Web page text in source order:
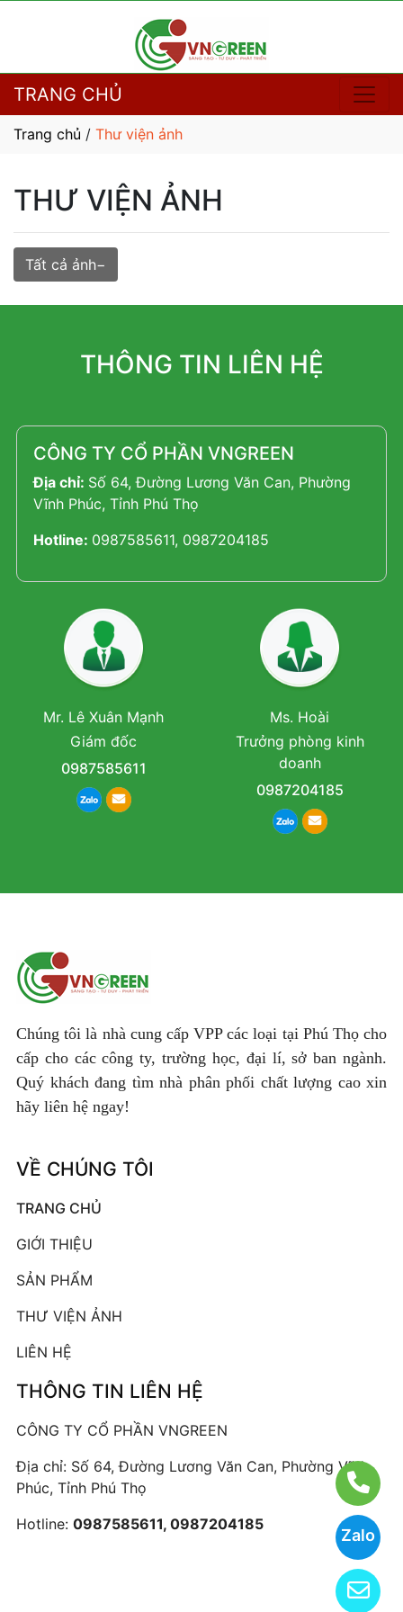
Zalo
TRANG CHỦ
Trang chủ / Thư viện ảnh
THƯ VIỆN ẢNH
Tất cả ảnh
THÔNG TIN LIÊN HỆ
CÔNG TY CỔ PHẦN VNGREEN
Địa chỉ: Số 64, Đường Lương Văn Can, Phường
Vĩnh Phúc, Tỉnh Phú Thọ
Hotline: 0987585611, 0987204185
Mr. Lê Xuân Mạnh
Giám đốc
0987585611
Ms. Hoài
Trưởng phòng kinh
doanh
0987204185
Chúng tôi là nhà cung cấp VPP các loại tại Phú Thọ cho
cấp cho các công ty, trường học, đại lí, sở ban ngành.
Quý khách đang tìm nhà phân phối chất lượng cao xin
hãy liên hệ ngay!
VỀ CHÚNG TÔI
TRANG CHỦ
GIỚI THIỆU
SẢN PHẨM
THƯ VIỆN ẢNH
LIÊN HỆ
THÔNG TIN LIÊN HỆ
CÔNG TY CỔ PHẦN VNGREEN
Địa chỉ: Số 64, Đường Lương Văn Can, Phường Vĩnh
Phúc, Tỉnh Phú Thọ
Hotline: 0987585611, 0987204185